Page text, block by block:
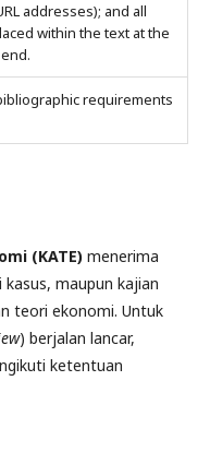
addresses); and all
within the text at the
requirements
(KATE) menerima
maupun kajian
teori ekonomi. Untuk
) berjalan lancar,
ketentuan